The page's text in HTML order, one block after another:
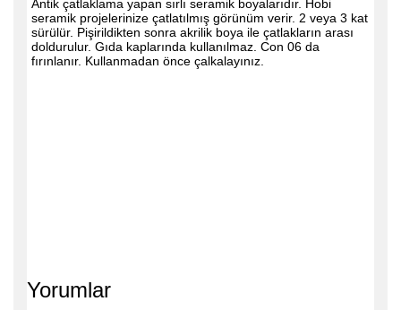
Antik çatlaklama yapan sırlı seramik boyalarıdır. Hobi
seramik projelerinize çatlatılmış görünüm verir. 2 veya 3 kat
sürülür. Pişirildikten sonra akrilik boya ile çatlakların arası
doldurulur. Gıda kaplarında kullanılmaz. Con 06 da
fırınlanır. Kullanmadan önce çalkalayınız.
Yorumlar